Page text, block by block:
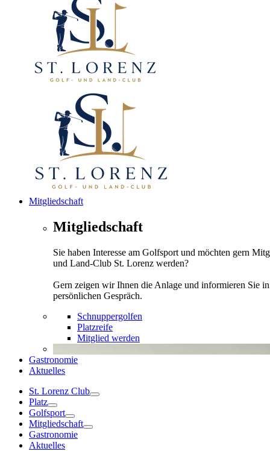
Mitgliedschaft
Mitgliedschaft
Sie haben Interesse am Golfsport und möchten gern
und Land-Club St. Lorenz werden?
Gern zeigen wir Ihnen die Anlage und informieren Sie
persönlichen Gespräch.
Schnuppergolfen
Platzreife
Mitglied werden
Gastronomie
Aktuelles
St. Lorenz Club
Platz
Golfsport
Mitgliedschaft
Gastronomie
Aktuelles